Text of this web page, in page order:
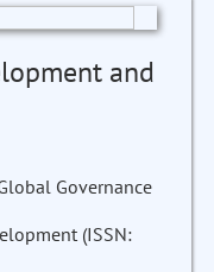
and
Governance
(ISSN: